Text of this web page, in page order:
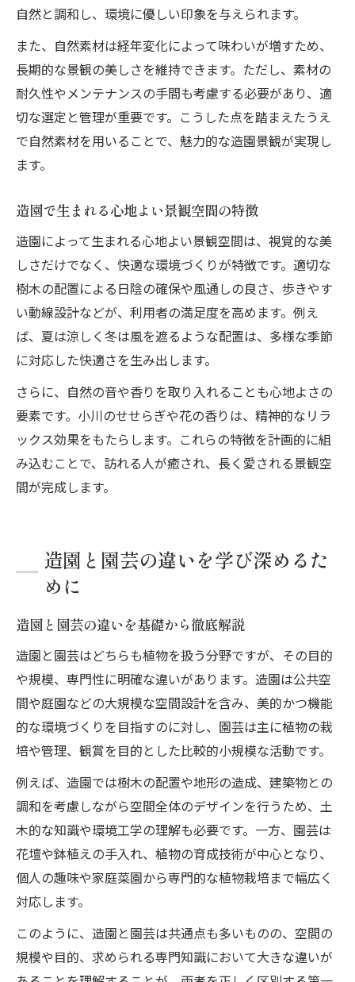
自然と調和し、環境に優しい印象を与えられます。
また、自然素材は経年変化によって味わいが増すため、
長期的な景観の美しさを維持できます。ただし、素材の
耐久性やメンテナンスの手間も考慮する必要があり、適
切な選定と管理が重要です。こうした点を踏まえたうえ
で自然素材を用いることで、魅力的な造園景観が実現し
ます。
造園で生まれる心地よい景観空間の特徴
造園によって生まれる心地よい景観空間は、視覚的な美
しさだけでなく、快適な環境づくりが特徴です。適切な
樹木の配置による日陰の確保や風通しの良さ、歩きやす
い動線設計などが、利用者の満足度を高めます。例え
ば、夏は涼しく冬は風を遮るような配置は、多様な季節
に対応した快適さを生み出します。
さらに、自然の音や香りを取り入れることも心地よさの
要素です。小川のせせらぎや花の香りは、精神的なリラ
ックス効果をもたらします。これらの特徴を計画的に組
み込むことで、訪れる人が癒され、長く愛される景観空
間が完成します。
造園と園芸の違いを学び深めるた
めに
造園と園芸の違いを基礎から徹底解説
造園と園芸はどちらも植物を扱う分野ですが、その目的
や規模、専門性に明確な違いがあります。造園は公共空
間や庭園などの大規模な空間設計を含み、美的かつ機能
的な環境づくりを目指すのに対し、園芸は主に植物の栽
培や管理、観賞を目的とした比較的小規模な活動です。
例えば、造園では樹木の配置や地形の造成、建築物との
調和を考慮しながら空間全体のデザインを行うため、土
木的な知識や環境工学の理解も必要です。一方、園芸は
花壇や鉢植えの手入れ、植物の育成技術が中心となり、
個人の趣味や家庭菜園から専門的な植物栽培まで幅広く
対応します。
このように、造園と園芸は共通点も多いものの、空間の
規模や目的、求められる専門知識において大きな違いが